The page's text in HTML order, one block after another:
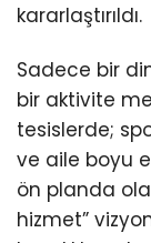
kararlaştırıldı.
Sadece bir
bir aktivite
tesislerde;
ve aile boyu
ön planda
hizmet”